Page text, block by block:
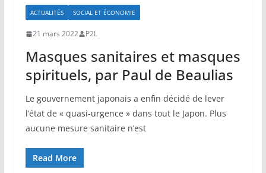
ACTUALITÉS SOCIAL ET ÉCONOMIE
21 mars 2022 P2L
Masques sanitaires et masques
spirituels, par Paul de Beaulias
Le gouvernement japonais a enfin décidé de lever
l’état de « quasi-urgence » dans tout le Japon. Plus
aucune mesure sanitaire n’est
Read More